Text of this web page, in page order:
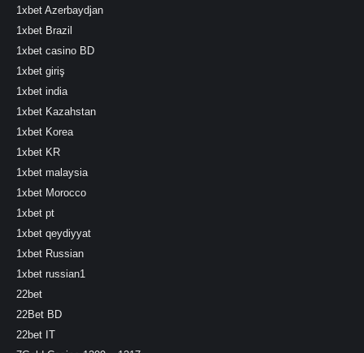
1xbet Azerbaydjan
1xbet Brazil
1xbet casino BD
1xbet giriş
1xbet india
1xbet Kazahstan
1xbet Korea
1xbet KR
1xbet malaysia
1xbet Morocco
1xbet pt
1xbet qeydiyyat
1xbet Russian
1xbet russian1
22bet
22Bet BD
22bet IT